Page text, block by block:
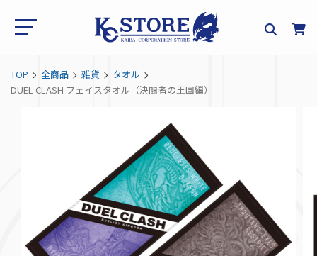
TOP 全商品 雑貨
タオル
DUEL CLASH フェイスタオル（決闘者の王国編）